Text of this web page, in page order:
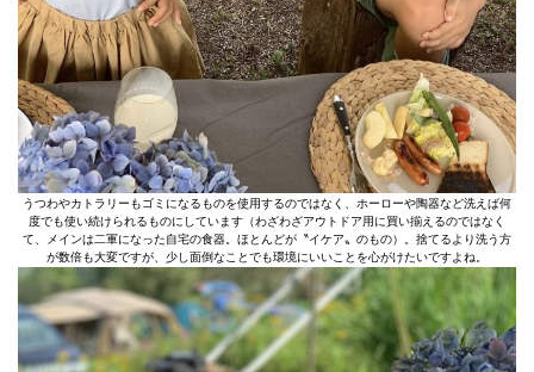
うつわやカトラリーもゴミになるものを使用するのではなく、ホーローや陶器など洗えば何
度でも使い続けられるものにしています（わざわざアウトドア用に買い揃えるのではなく
て、メインは二軍になった自宅の食器。ほとんどが〝イケア〟のもの）。捨てるより洗う方
が数倍も大変ですが、少し面倒なことでも環境にいいことを心がけたいですよね。